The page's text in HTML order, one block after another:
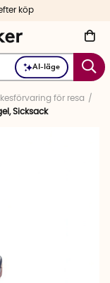
AI-läge
köp
för resa
Sicksack